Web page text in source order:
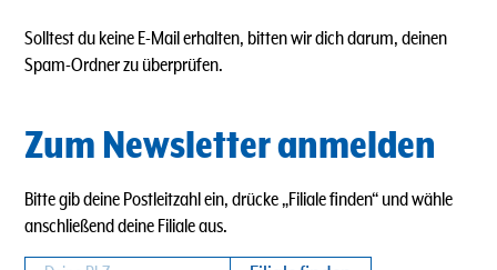
Solltest du keine E-Mail erhalten, bitten wir dich darum, deinen
Spam-Ordner zu überprüfen.
Zum Newsletter anmelden
Bitte gib deine Postleitzahl ein, drücke „Filiale finden“ und wähle
anschließend deine Filiale aus.